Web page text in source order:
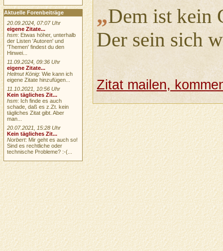
„Dem ist kein
Der sein sich
Zitat mailen,
Aktuelle Forenbeiträge
20.09.2024, 07:07 Uhr
eigene Zitate...
hsm: Etwas höher, unterhalb
der Listen 'Autoren' und
'Themen' findest du den
Hinwei...
11.09.2024, 09:36 Uhr
eigene Zitate...
Helmut König: Wie kann ich
eigene Zitate hinzufügen...
11.10.2021, 10:56 Uhr
Kein tägliches Zit...
hsm: Ich finde es auch
schade, daß es z.Zt. kein
tägliches Zitat gibt. Aber
man...
20.07.2021, 15:28 Uhr
Kein tägliches Zit...
Norbert: Mir geht es auch so!
Sind es rechtliche oder
technische Probleme? :-(...